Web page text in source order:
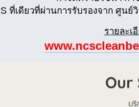
ที่เดียวที่ผ่านการรับรองจาก ศูน
รายละเ